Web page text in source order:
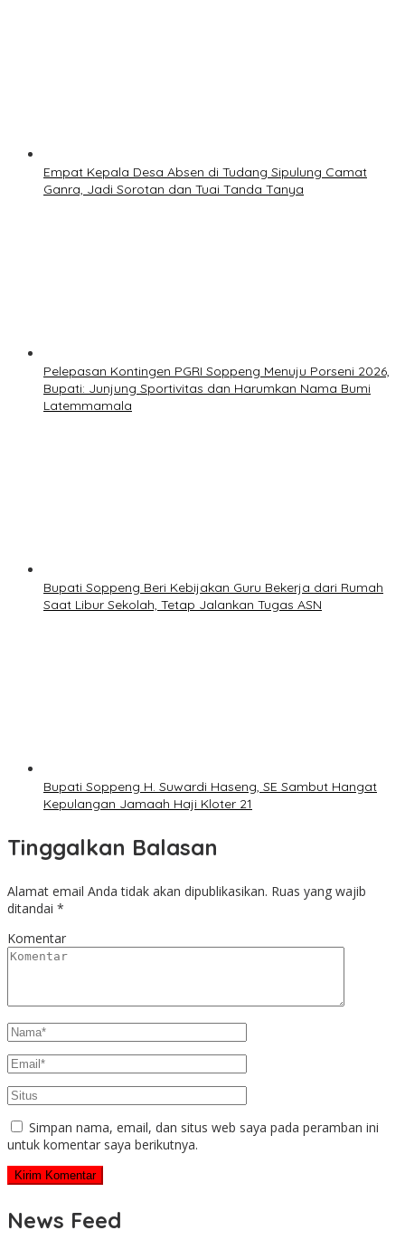
Empat Kepala Desa Absen di Tudang Sipulung Camat
Ganra, Jadi Sorotan dan Tuai Tanda Tanya
Pelepasan Kontingen PGRI Soppeng Menuju Porseni 2026,
Bupati: Junjung Sportivitas dan Harumkan Nama Bumi
Latemmamala
Bupati Soppeng Beri Kebijakan Guru Bekerja dari Rumah
Saat Libur Sekolah, Tetap Jalankan Tugas ASN
Bupati Soppeng H. Suwardi Haseng, SE Sambut Hangat
Kepulangan Jamaah Haji Kloter 21
Tinggalkan Balasan
Alamat email Anda tidak akan dipublikasikan. Ruas yang wajib
ditandai *
Komentar
Simpan nama, email, dan situs web saya pada peramban ini
untuk komentar saya berikutnya.
News Feed